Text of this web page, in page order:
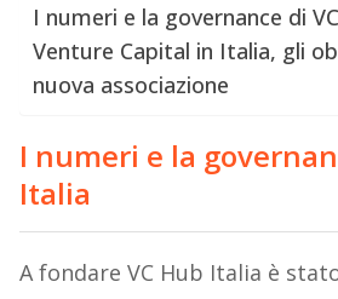
I numeri e la governance di
Venture Capital in Italia, gli
nuova associazione
I numeri e la
Italia
A fondare VC Hub Italia è